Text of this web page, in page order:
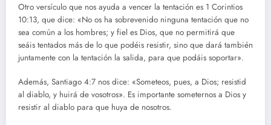
Otro versículo que nos ayuda a vencer la tentación es 1 Corintios
10:13, que dice: «No os ha sobrevenido ninguna tentación que no
sea común a los hombres; y fiel es Dios, que no permitirá que
seáis tentados más de lo que podéis resistir, sino que dará también
juntamente con la tentación la salida, para que podáis soportar».
Además, Santiago 4:7 nos dice: «Someteos, pues, a Dios; resistid
al diablo, y huirá de vosotros». Es importante someternos a Dios y
resistir al diablo para que huya de nosotros.